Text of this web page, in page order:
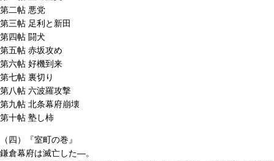
第二帖 悪党
第三帖 足利と新田
第四帖 闘犬
第五帖 赤坂攻め
第六帖 好機到来
第七帖 裏切り
第八帖 六波羅攻撃
第九帖 北条幕府崩壊
第十帖 塾し柿
（四）『室町の巻』
鎌倉幕府は滅亡した―。